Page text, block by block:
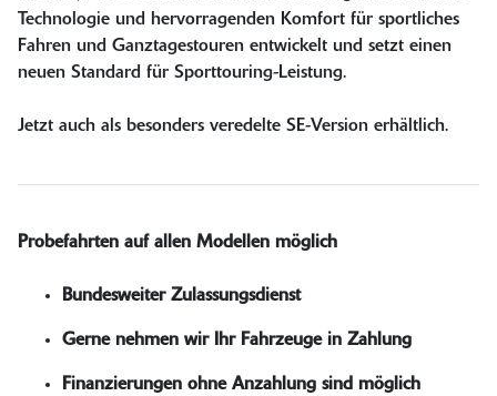
Technologie und hervorragenden Komfort für sportliches
Fahren und Ganztagestouren entwickelt und setzt einen
neuen Standard für Sporttouring-Leistung.
Jetzt auch als besonders veredelte SE-Version erhältlich.
Probefahrten auf allen Modellen möglich
Bundesweiter Zulassungsdienst
Gerne nehmen wir Ihr Fahrzeuge in Zahlung
Finanzierungen ohne Anzahlung sind möglich